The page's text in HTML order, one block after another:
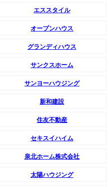
エススタイル
オープンハウス
グランディハウス
サンクスホーム
サンヨーハウジング
新和建設
住友不動産
セキスイハイム
泉北ホーム株式会社
太陽ハウジング